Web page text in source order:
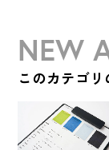
NEW
このカテゴ